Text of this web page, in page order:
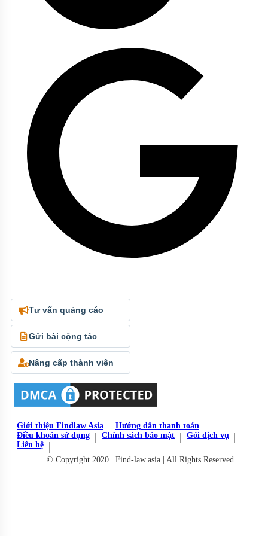
Tư vấn quảng cáo
Gửi bài cộng tác
Nâng cấp thành viên
Giới thiệu Findlaw Asia
Hướng dẫn thanh toán
Điều khoản sử dụng
Chính sách bảo mật
Gói dịch vụ
Liên hệ
© Copyright 2020 | Find-law.asia | All Rights Reserved